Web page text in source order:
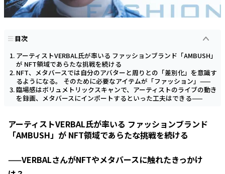
目次
アーティストVERBAL氏が率いる ファッションブランド「AMBUSH」
が NFT領域であらたな挑戦を続ける
NFT、メタバースでは自分のアバターと周りとの「差別化」を意識す
るようになる。 そのために必要なアイテムが「ファッション」——
臨場感はボリュメトリックスキャンで、アーティストのライブの動き
を録画、メタバースにインポートするといった工夫はできる——
アーティストVERBAL氏が率いる ファッションブランド
「AMBUSH」が NFT領域であらたな挑戦を続ける
——VERBALさんがNFTやメタバースに触れたきっかけ